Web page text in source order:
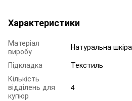
Характеристики
Матеріал
виробу
Натуральна шкіра
Підкладка
Текстиль
Кількість
відділень для
купюр
4